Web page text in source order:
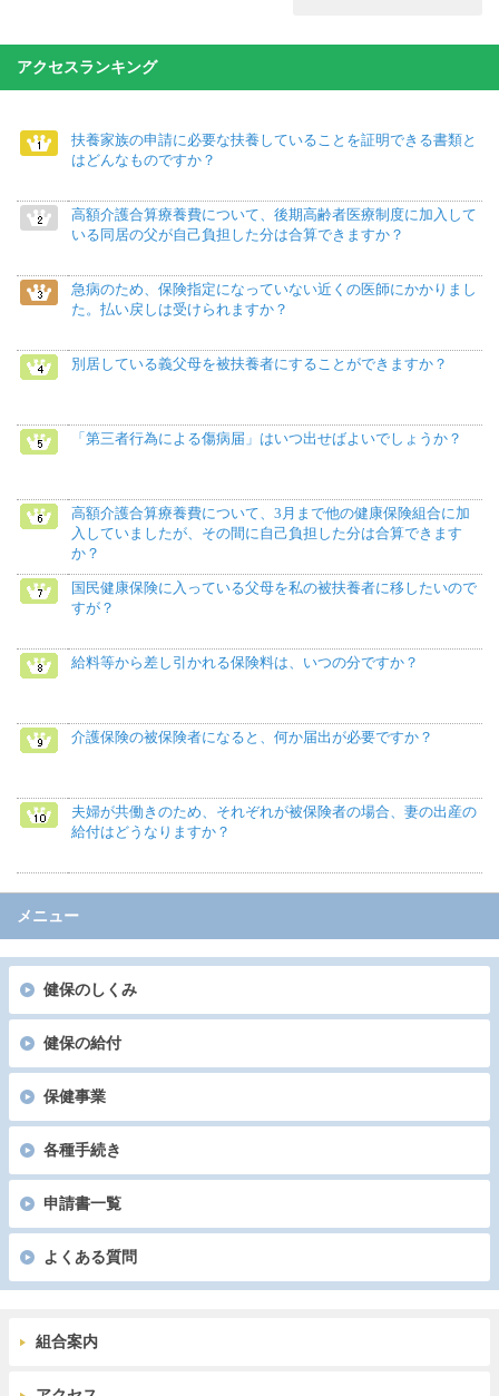
アクセスランキング
扶養家族の申請に必要な扶養していることを証明できる書類と
はどんなものですか？
高額介護合算療養費について、後期高齢者医療制度に加入して
いる同居の父が自己負担した分は合算できますか？
急病のため、保険指定になっていない近くの医師にかかりまし
た。払い戻しは受けられますか？
別居している義父母を被扶養者にすることができますか？
「第三者行為による傷病届」はいつ出せばよいでしょうか？
高額介護合算療養費について、3月まで他の健康保険組合に加
入していましたが、その間に自己負担した分は合算できます
か？
国民健康保険に入っている父母を私の被扶養者に移したいので
すが？
給料等から差し引かれる保険料は、いつの分ですか？
介護保険の被保険者になると、何か届出が必要ですか？
夫婦が共働きのため、それぞれが被保険者の場合、妻の出産の
給付はどうなりますか？
メニュー
健保のしくみ
健保の給付
保健事業
各種手続き
申請書一覧
よくある質問
組合案内